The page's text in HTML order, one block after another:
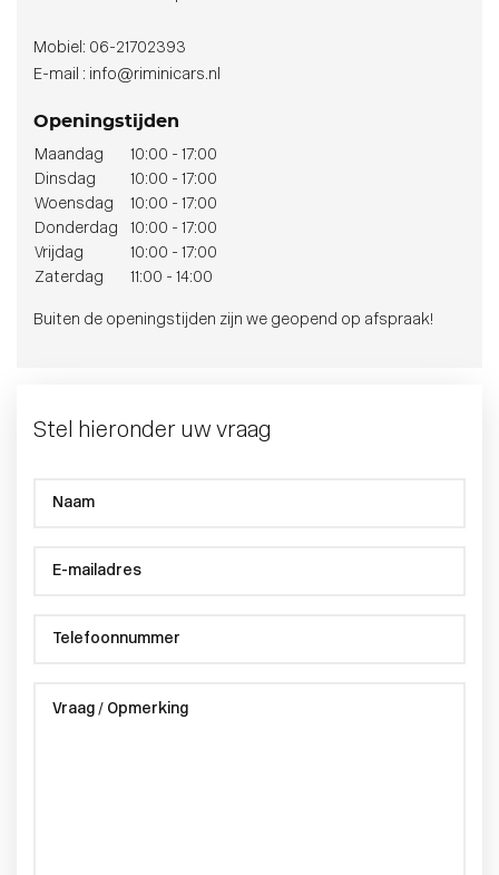
Mobiel: 06-21702393
E-mail : info@riminicars.nl
Openingstijden
Maandag
10:00 - 17:00
Dinsdag
10:00 - 17:00
Woensdag
10:00 - 17:00
Donderdag
10:00 - 17:00
Vrijdag
10:00 - 17:00
Zaterdag
11:00 - 14:00
Buiten de openingstijden zijn we geopend op afspraak!
Stel hieronder uw vraag